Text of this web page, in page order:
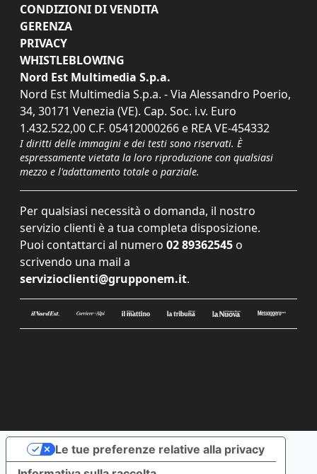
CONDIZIONI DI VENDITA
GERENZA
PRIVACY
WHISTLEBLOWING
Nord Est Multimedia S.p.a.
Nord Est Multimedia S.p.a. - Via Alessandro Poerio,
34, 30171 Venezia (VE). Cap. Soc. i.v. Euro
1.432.522,00 C.F. 05412000266 e REA VE-454332
I diritti delle immagini e dei testi sono riservati. È
espressamente vietata la loro riproduzione con qualsiasi
mezzo e l'adattamento totale o parziale.
Per qualsiasi necessità o domanda, il nostro
servizio clienti è a tua completa disposizione.
Puoi contattarci al numero 02 89362545 o
scrivendo una mail a
servizioclienti@grupponem.it.
Le tue preferenze relative alla privacy